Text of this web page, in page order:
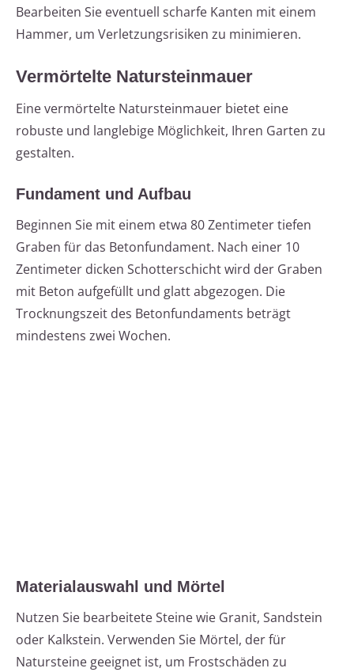
Bearbeiten Sie eventuell scharfe Kanten mit einem
Hammer, um Verletzungsrisiken zu minimieren.
Vermörtelte Natursteinmauer
Eine vermörtelte Natursteinmauer bietet eine
robuste und langlebige Möglichkeit, Ihren Garten zu
gestalten.
Fundament und Aufbau
Beginnen Sie mit einem etwa 80 Zentimeter tiefen
Graben für das Betonfundament. Nach einer 10
Zentimeter dicken Schotterschicht wird der Graben
mit Beton aufgefüllt und glatt abgezogen. Die
Trocknungszeit des Betonfundaments beträgt
mindestens zwei Wochen.
Materialauswahl und Mörtel
Nutzen Sie bearbeitete Steine wie Granit, Sandstein
oder Kalkstein. Verwenden Sie Mörtel, der für
Natursteine geeignet ist, um Frostschäden zu